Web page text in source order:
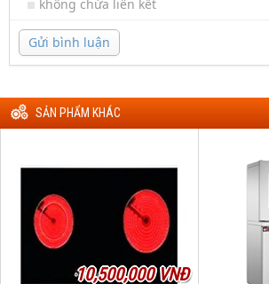
không chứa liên kết
Gửi bình luận
SẢN PHẨM KHÁC
10,500,000 VNĐ